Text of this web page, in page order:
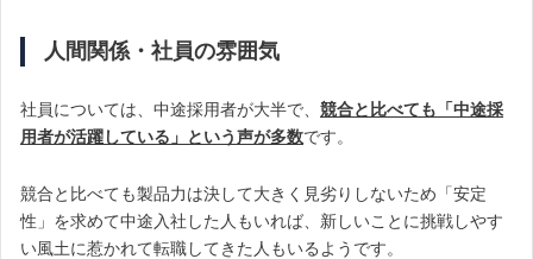
人間関係・社員の雰囲気
社員については、中途採用者が大半で、 競合と比べても「中途採
用者が活躍している」という声が多数です。
競合と比べても製品力は決して大きく見劣りしないため「安定
性」を求めて中途入社した人もいれば、新しいことに挑戦しやす
い風土に惹かれて転職してきた人もいるようです。